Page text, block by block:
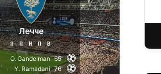
Лечче
П П Н П В
O. Gandelman 65'
Y. Ramadani 76'